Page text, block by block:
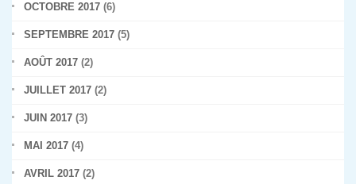
OCTOBRE 2017 (6)
SEPTEMBRE 2017 (5)
AOÛT 2017 (2)
JUILLET 2017 (2)
JUIN 2017 (3)
MAI 2017 (4)
AVRIL 2017 (2)